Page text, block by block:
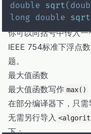
double sqrt(
long double sqrt
你可以向括号中传入
IEEE 754标准下浮点
题。
最大值函数
最大值函数写作 max()
在部分编译器下，只需
无需另行导入
下：